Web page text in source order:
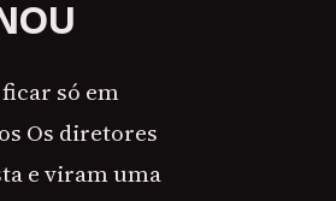
só em
Os diretores
e viram uma